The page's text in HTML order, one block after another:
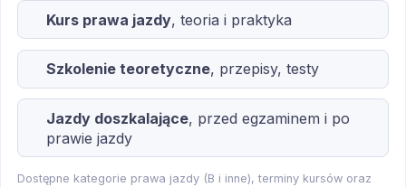
Kurs prawa jazdy, teoria i praktyka
Szkolenie teoretyczne, przepisy, testy
Jazdy doszkalające, przed egzaminem i po
prawie jazdy
Dostępne kategorie prawa jazdy (B i inne), terminy kursów oraz